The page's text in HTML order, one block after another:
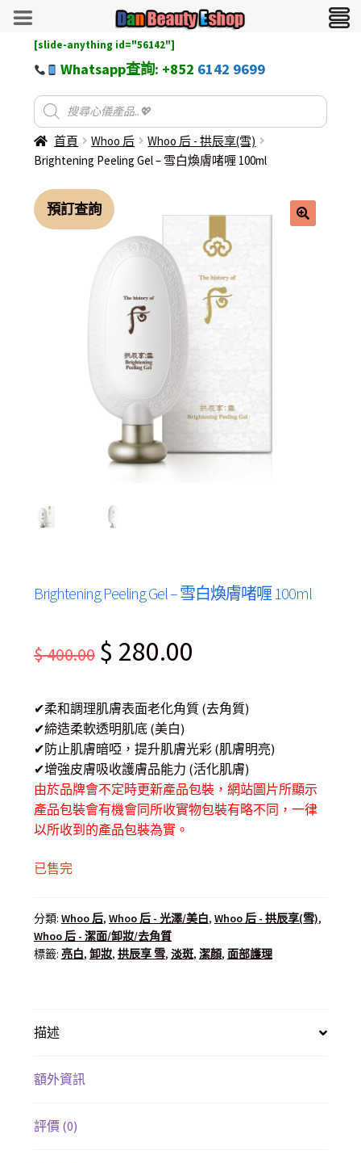
[slide-anything id="56142"]
Whatsapp查詢: +852 6142 9699
首頁 Whoo 后
Whoo 后 - 拱辰享(雪)
Brightening Peeling Gel – 雪白煥膚啫喱 100ml
預訂查詢
Brightening Peeling Gel – 雪白煥膚啫喱 100ml
$400.00 Original
was:
$ 400.00.
$ 280.00
is:
✔柔和調理肌膚表面老化角質 (去角質)
✔締造柔軟透明肌底 (美白)
✔防止肌膚暗啞，提升肌膚光彩 (肌膚明亮)
✔增強皮膚吸收護膚品能力 (活化肌膚)
由於品牌會不定時更新產品包裝，網站圖片所顯示
產品包裝會有機會同所收實物包裝有略不同，一律
以所收到的產品包裝為實。
已售完
分類: Whoo 后, Whoo 后 - 光澤/美白, Whoo 后 - 拱辰享(雪),
Whoo 后 - 潔面/卸妝/去角質
標籤: 亮白, 卸妝, 拱辰享 雪, 淡斑, 潔顏, 面部護理
描述
額外資訊
評價 (0)